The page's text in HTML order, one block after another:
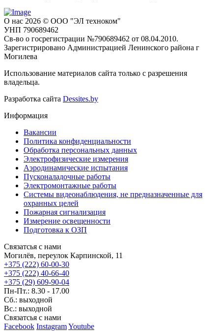
О нас 2026 © ООО "ЭЛ техноком"
УНП 790689462
Св-во о госрегистрации №790689462 от 08.04.2010.
Зарегистрировано Администрацией Ленинского района г
Могилева
Использование материалов сайта только с разрешения
владельца.
Разработка сайта Dessites.by
Информация
Вакансии
Политика конфиденциальности
Обработка персональных данных
Электрофизические измерения
Аэродинамические испытания
Пусконаладочные работы
Электромонтажные работы
Системы видеонаблюдения, не предназначенные для
охранных целей
Пожарная сигнализация
Измерение освещенности
Подготовка к ОЗП
Связатсья с нами
Могилёв, переулок Карпинской, 11
+375 (222) 60-00-30
+375 (222) 40-66-40
+375 (29) 609-90-04
Пн-Пт.: 8.30 - 17.00
Сб.: выходной
Вс.: выходной
Связатсья с нами
Facebook InstagramYoutube